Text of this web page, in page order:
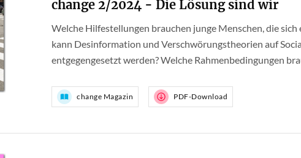
change 2/2024 - Die Lösung sind wir
Welche Hilfestellungen brauchen junge Menschen, die sich
kann Desinformation und Verschwörungstheorien auf
entgegengesetzt werden? Welche Rahmenbedingungen
change Magazin PDF-Download